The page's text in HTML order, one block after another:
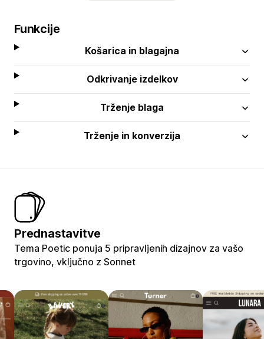
Funkcije
Košarica in blagajna
Odkrivanje izdelkov
Trženje blaga
Trženje in konverzija
Prednastavitve
Tema Poetic ponuja 5 pripravljenih dizajnov za vašo
trgovino, vključno z Sonnet